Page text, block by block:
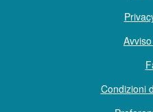
Condizioni